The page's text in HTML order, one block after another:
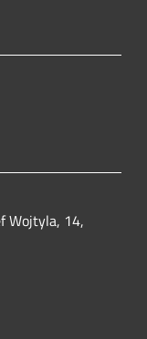
Wojtyla, 14,